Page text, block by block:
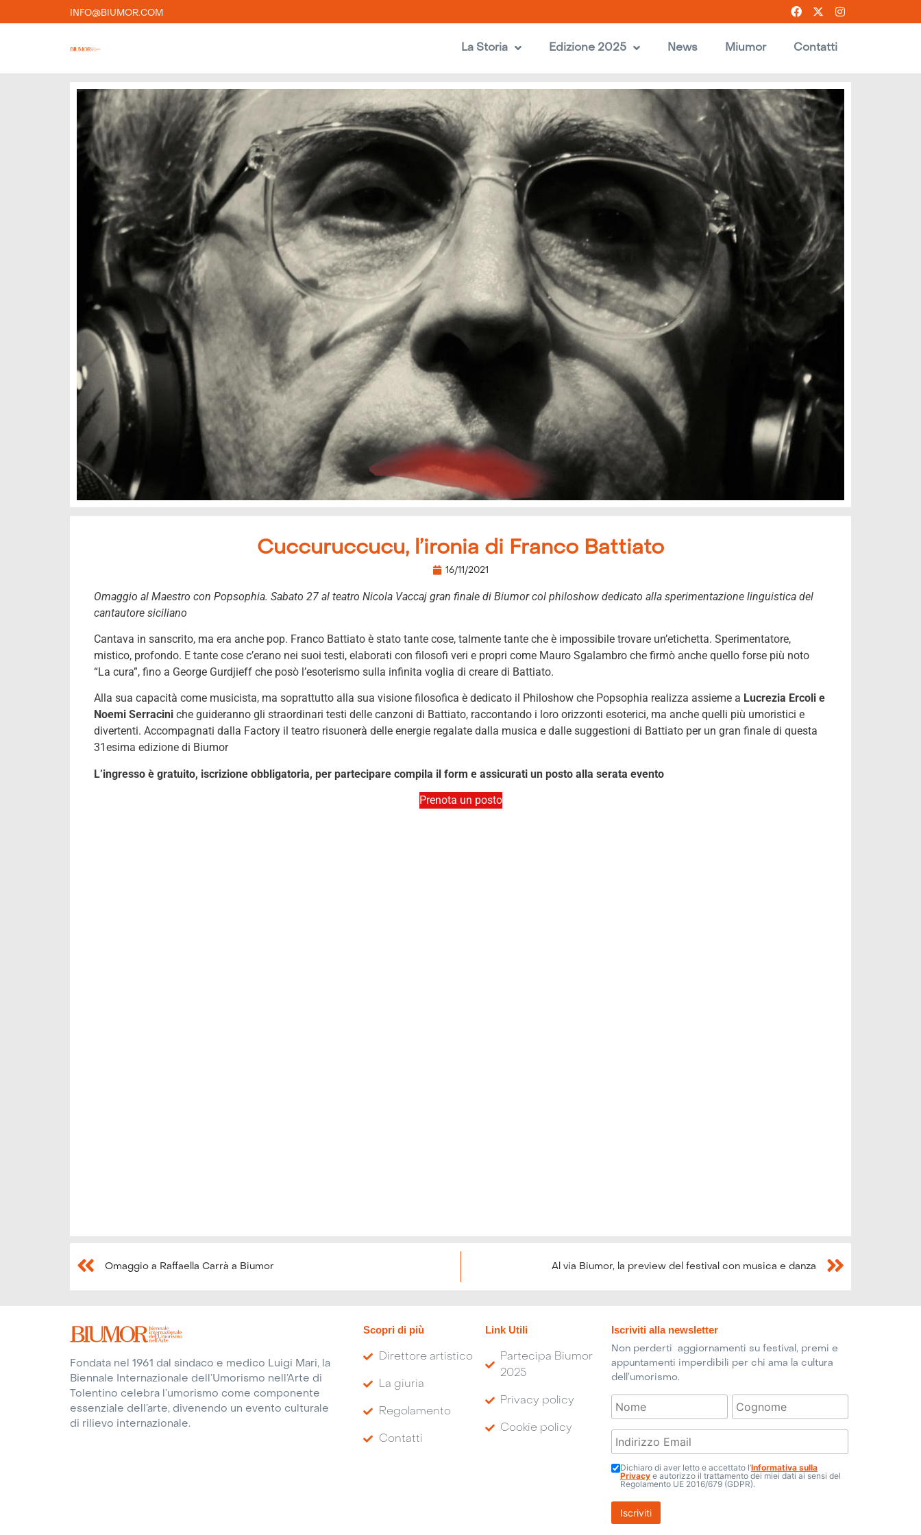
INFO@BIUMOR.COM
La Storia Edizione 2025 News Miumor Contatti
Cuccuruccucu, l’ironia di Franco Battiato
16/11/2021
Omaggio al Maestro con Popsophia. Sabato 27 al teatro Nicola Vaccaj gran finale di Biumor col philoshow dedicato alla sperimentazione linguistica del
cantautore siciliano
Cantava in sanscrito, ma era anche pop. Franco Battiato è stato tante cose, talmente tante che è impossibile trovare un’etichetta. Sperimentatore,
mistico, profondo. E tante cose c’erano nei suoi testi, elaborati con filosofi veri e propri come Mauro Sgalambro che firmò anche quello forse più noto
“La cura”, fino a George Gurdjieff che posò l’esoterismo sulla infinita voglia di creare di Battiato.
Alla sua capacità come musicista, ma soprattutto alla sua visione filosofica è dedicato il Philoshow che Popsophia realizza assieme a Lucrezia Ercoli e
Noemi Serracini che guideranno gli straordinari testi delle canzoni di Battiato, raccontando i loro orizzonti esoterici, ma anche quelli più umoristici e
divertenti. Accompagnati dalla Factory il teatro risuonerà delle energie regalate dalla musica e dalle suggestioni di Battiato per un gran finale di questa
31esima edizione di Biumor
L’ingresso è gratuito, iscrizione obbligatoria, per partecipare compila il form e assicurati un posto alla serata evento
Prenota un posto
Omaggio a Raffaella Carrà a Biumor Al via Biumor, la preview del festival con musica e danza
Fondata nel 1961 dal sindaco e medico Luigi Mari, la
Biennale Internazionale dell’Umorismo nell’Arte di
Tolentino celebra l’umorismo come componente
essenziale dell’arte, divenendo un evento culturale
di rilievo internazionale.
Scopri di più
Direttore artistico
La giuria
Regolamento
Contatti
Link Utili
Partecipa Biumor
2025
Privacy policy
Cookie policy
Iscriviti alla newsletter
Non perderti aggiornamenti su festival, premi e
appuntamenti imperdibili per chi ama la cultura
dell’umorismo.
Dichiaro di aver letto e accettato l’Informativa sulla
Privacye autorizzo il trattamento dei miei dati ai sensi del
Regolamento UE 2016/679 (GDPR).